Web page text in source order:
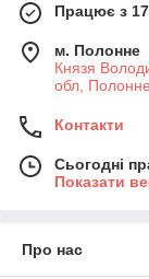
Працює з
м. Полонне
Князя
обл,
Контакти
Сьогодні
Показати
Про нас